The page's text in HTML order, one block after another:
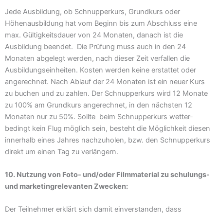
Jede Ausbildung, ob Schnupperkurs, Grundkurs oder
Höhenausbildung hat vom Beginn bis zum Abschluss eine
max. Gültigkeitsdauer von 24 Monaten, danach ist die
Ausbildung beendet. Die Prüfung muss auch in den 24
Monaten abgelegt werden, nach dieser Zeit verfallen die
Ausbildungseinheiten. Kosten werden keine erstattet oder
angerechnet. Nach Ablauf der 24 Monaten ist ein neuer Kurs
zu buchen und zu zahlen. Der Schnupperkurs wird 12 Monate
zu 100% am Grundkurs angerechnet, in den nächsten 12
Monaten nur zu 50%. Sollte beim Schnupperkurs wetter-
bedingt kein Flug möglich sein, besteht die Möglichkeit diesen
innerhalb eines Jahres nachzuholen, bzw. den Schnupperkurs
direkt um einen Tag zu verlängern.
10. Nutzung von Foto- und/oder Filmmaterial zu schulungs-
und marketingrelevanten Zwecken:
Der Teilnehmer erklärt sich damit einverstanden, dass